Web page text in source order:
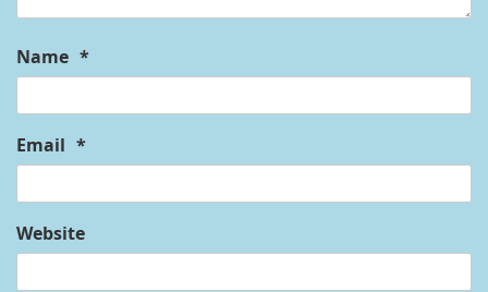
Name *
Email *
Website